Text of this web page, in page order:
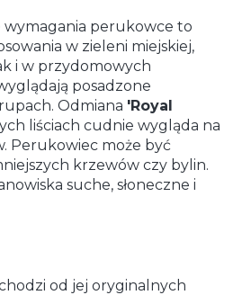
wymagania perukowce to
w zieleni miejskiej,
i w przydomowych
posadzone
Odmiana 'Royal
liściach cudnie wygląda na
Perukowiec może być
krzewów czy bylin.
suche, słoneczne i
od jej oryginalnych